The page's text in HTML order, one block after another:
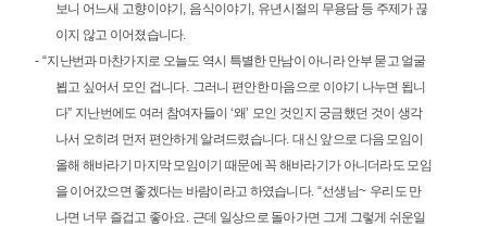
보니 어느새 고향이야기 , 음식이야기 , 유년시절의 무용담 등 주제가 끊
이지 않고 이어졌습니다.
- “지난번과 마찬가지로 오늘도 역시 특별한 만남이 아니라 안부 묻고 얼굴
뵙고 싶어서 모인 겁니다. 그러니 편안한 마음으로 이야기 나누면 됩니
다” 지난번에도 여러 참여자들이 ‘왜’ 모인 것인지 궁금했던 것이 생각
나서 오히려 먼저 편안하게 알려드렸습니다.대신 앞으로 다음 모임이
올해 해바라기 마지막 모임이기 때문에 꼭 해바라기가 아니더라도 모임
을 이어갔으면 좋겠다는 바람이라고 하였습니다. “선생님~ 우리도 만
나면 너무 즐겁고 좋아요. 근데 일상으로 돌아가면 그게 그렇게 쉬운일